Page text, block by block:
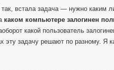
так, встала задача — нужно каким
каком компьютере залогинен
какой пользователь
задачу решают по разному. Я